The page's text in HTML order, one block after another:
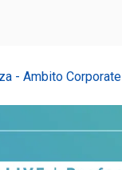
- Ambito Corporate